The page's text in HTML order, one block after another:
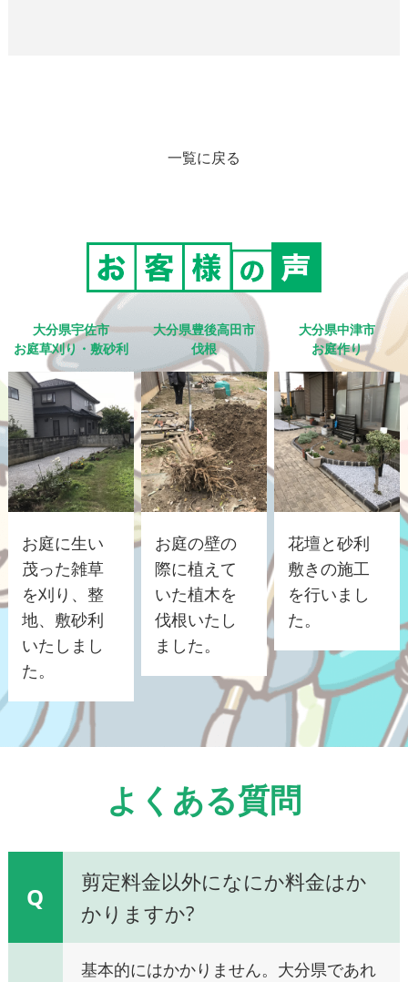
一覧に戻る
大分県宇佐市
お庭草刈り・敷砂利
お庭に生い
茂った雑草
を刈り、整
地、敷砂利
いたしまし
た。
大分県豊後高田市
伐根
お庭の壁の
際に植えて
いた植木を
伐根いたし
ました。
大分県中津市
お庭作り
花壇と砂利
敷きの施工
を行いまし
た。
よくある質問
Q
剪定料金以外になにか料金はか
かりますか?
基本的にはかかりません。大分県であれ